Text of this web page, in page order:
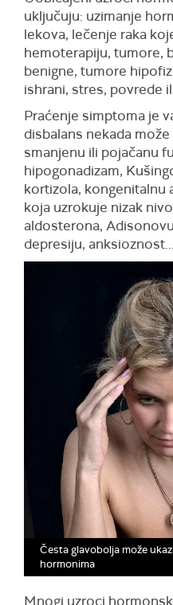
uključuju: uzimanje
lekova, lečenje raka
hemoterapiju, tumore,
benigne, tumore
ishrani, stres, povrede
Praćenje simptoma je
disbalans nekada
smanjenu ili pojačanu
hipogonadizam,
kortizola, kongenitalnu
koja uzrokuje nizak
aldosterona,
depresiju, anksioznost...
Česta glavobolja može
hormonima
Mnogi uzroci